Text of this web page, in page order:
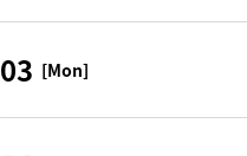
03 [Mon]